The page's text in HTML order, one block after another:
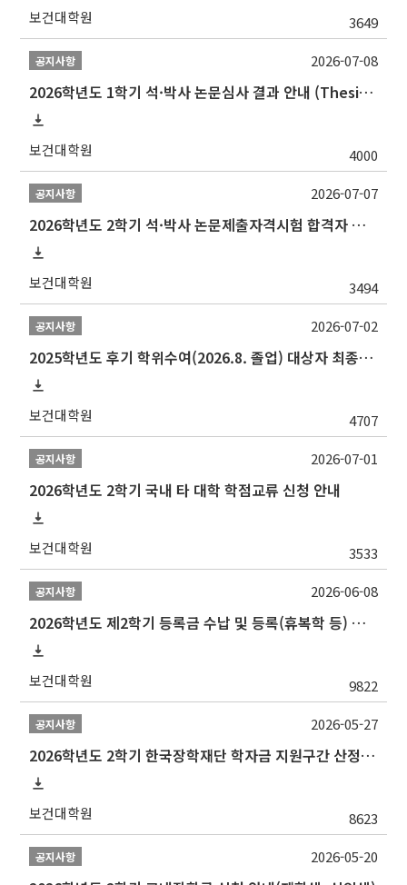
보건대학원 3649
공지사항
2026학년도 1학기 석·박사 논문심사 결과 안내 (Thesis Defense Result)
보건대학원 4000
2026-07-08
공지사항
2026학년도 2학기 석·박사 논문제출자격시험 합격자 공고(TSQ Exam Result)
보건대학원 3494
2026-07-07
공지사항
2025학년도 후기 학위수여(2026.8. 졸업) 대상자 최종인준 논문 제출 안내
보건대학원 4707
2026-07-02
공지사항
2026학년도 2학기 국내 타 대학 학점교류 신청 안내
보건대학원 3533
2026-07-01
공지사항
2026학년도 제2학기 등록금 수납 및 등록(휴복학 등) 일정 안내
보건대학원 9822
2026-06-08
공지사항
2026학년도 2학기 한국장학재단 학자금 지원구간 산정 신청 안내
보건대학원 8623
2026-05-27
공지사항 2026-05-20